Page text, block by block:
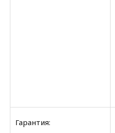
Гарантия: